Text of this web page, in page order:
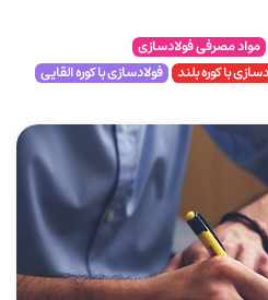
مواد مصرفی فولادسازی
با کوره بلند فولادسازی با کوره القایی